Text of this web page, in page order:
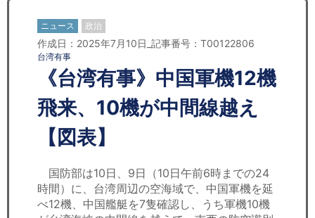
日本人にPR
コンサルティング
リサーチ
セミナー
労務顧問
ニュース 政治
作成日：2025年7月10日_記事番号：T00122806
台湾有事
《台湾有事》中国軍機12機
飛来、10機が中間線越え
【図表】
国防部は10日、9日（10日午前6時までの24
時間）に、台湾周辺の空海域で、中国軍機を延
べ12機、中国艦艇を7隻確認し、うち軍機10機